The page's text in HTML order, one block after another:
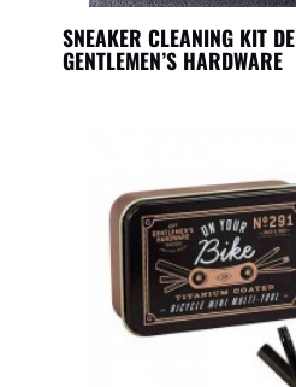
SNEAKER CLEANING KIT DE
GENTLEMEN’S HARDWARE